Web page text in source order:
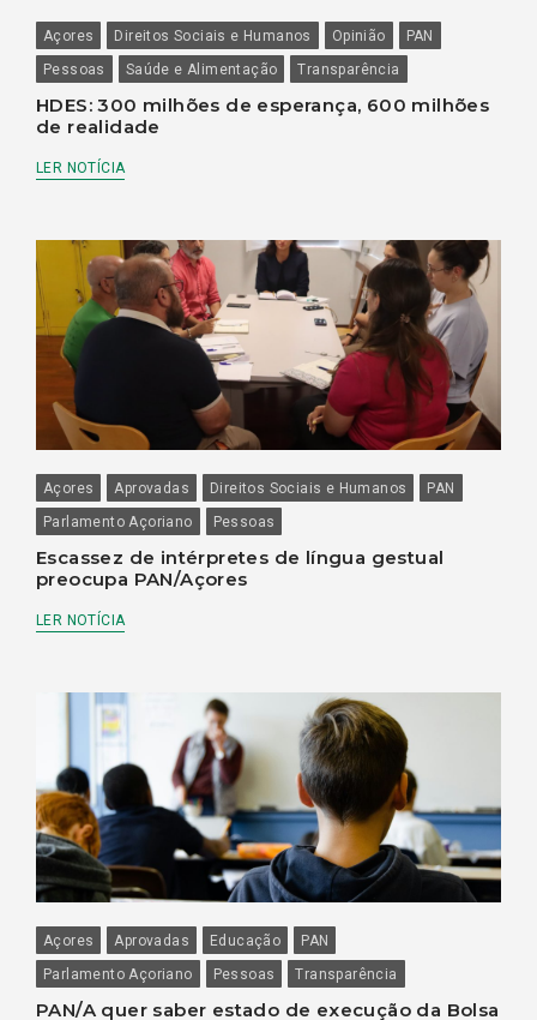
Açores Direitos Sociais e Humanos Opinião
PAN
Pessoas
Saúde e Alimentação Transparência
HDES: 300 milhões de esperança, 600 milhões
de realidade
LER NOTÍCIA
Açores Aprovadas Direitos Sociais e Humanos
PAN
Parlamento Açoriano
Pessoas
Escassez de intérpretes de língua gestual
preocupa PAN/Açores
LER NOTÍCIA
Açores Aprovadas Educação
PAN
Parlamento Açoriano
Pessoas Transparência
PAN/A quer saber estado de execução da Bolsa